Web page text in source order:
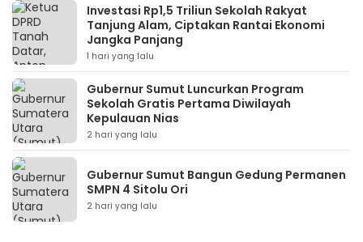
Investasi Rp1,5 Triliun Sekolah Rakyat
Tanjung Alam, Ciptakan Rantai Ekonomi
Jangka Panjang
1 hari yang lalu
Gubernur Sumut Luncurkan Program
Sekolah Gratis Pertama Diwilayah
Kepulauan Nias
2 hari yang lalu
Gubernur Sumut Bangun Gedung Permanen
SMPN 4 Sitolu Ori
2 hari yang lalu